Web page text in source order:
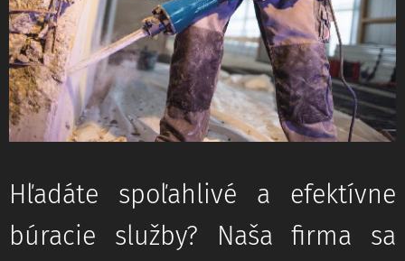
Hľadáte spoľahlivé a efektívne
búracie služby? Naša firma sa